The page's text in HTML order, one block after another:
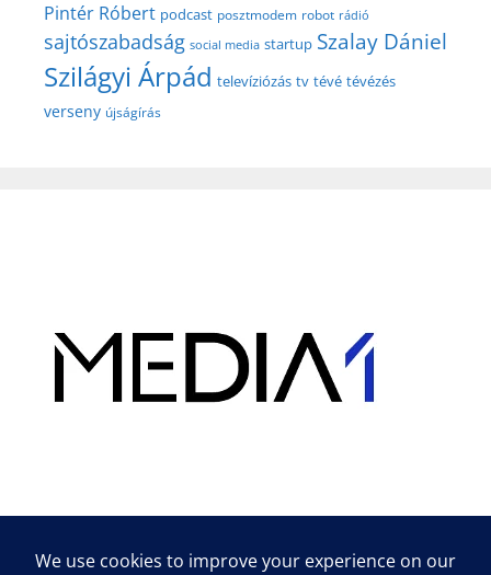
Pintér Róbert podcast posztmodem robot rádió
sajtószabadság social media startup Szalay Dániel
Szilágyi Árpád televíziózás tv tévé tévézés
verseny újságírás